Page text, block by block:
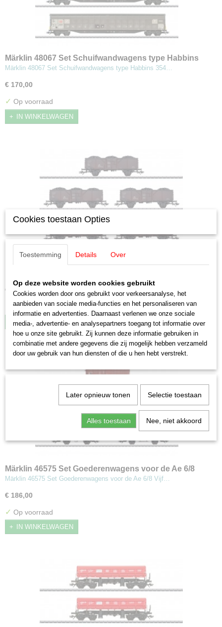
Märklin 48067 Set Schuifwandwagens type Habbins
354
Märklin 48067 Set Schuifwandwagens type Habbins 354…
€ 170,00
✓ Op voorraad
IN WINKELWAGEN
Märklin 44311 Set Goederenwagens type Fd-z-72 Ommv
€ 89,95
Op voorraad
IN WINKELWAGEN
Märklin 46575 Set Goederenwagens voor de Ae 6/8
Märklin 46575 Set Goederenwagens voor de Ae 6/8 Vijf…
€ 186,00
✓ Op voorraad
IN WINKELWAGEN
Cookies toestaan Opties
Toestemming Details Over
Op deze website worden cookies gebruikt
Cookies worden door ons gebruikt voor verkeersanalyse, het
aanbieden van sociale media-functies en het personaliseren van
informatie en advertenties. Daarnaast verlenen we onze sociale
media-, advertentie- en analysepartners toegang tot informatie over
hoe u onze site gebruikt. Zij kunnen deze informatie gebruiken in
combinatie met andere gegevens die zij mogelijk hebben verzameld
door uw gebruik van hun diensten of die u hen hebt verstrekt.
Later opnieuw tonen Selectie toestaan
Alles toestaan Nee, niet akkoord